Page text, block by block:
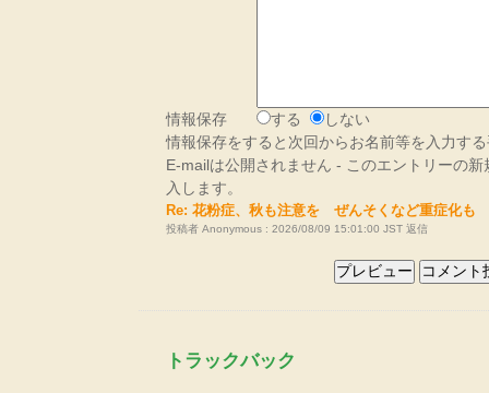
情報保存 する
しない
情報保存をすると次回からお名前等を入力す
E-mailは公開されません - このエントリーの
入します。
Re: 花粉症、秋も注意を ぜんそくなど重症化も
投稿者 Anonymous : 2026/08/09 15:01:00 JST 返信
トラックバック